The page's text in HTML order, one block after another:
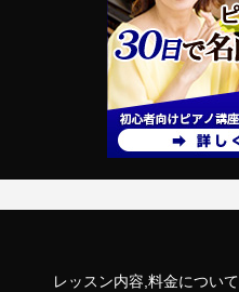
レッスン内容,料金について